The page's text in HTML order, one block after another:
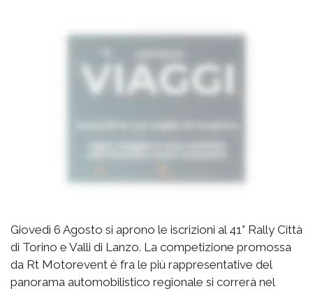
Giovedì 6 Agosto si aprono le iscrizioni al 41° Rally Città
di Torino e Valli di Lanzo. La competizione promossa
da Rt Motorevent è fra le più rappresentative del
panorama automobilistico regionale si correrà nel